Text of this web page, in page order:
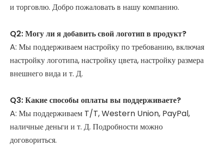
и торговлю. Добро пожаловать в нашу компанию.
Q2: Могу ли я добавить свой логотип в продукт?
A: Мы поддерживаем настройку по требованию, включая
настройку логотипа, настройку цвета, настройку размера
внешнего вида и т. Д.
Q3: Какие способы оплаты вы поддерживаете?
A: Мы поддерживаем T/T, Western Union, PayPal,
наличные деньги и т. Д. Подробности можно
договориться.